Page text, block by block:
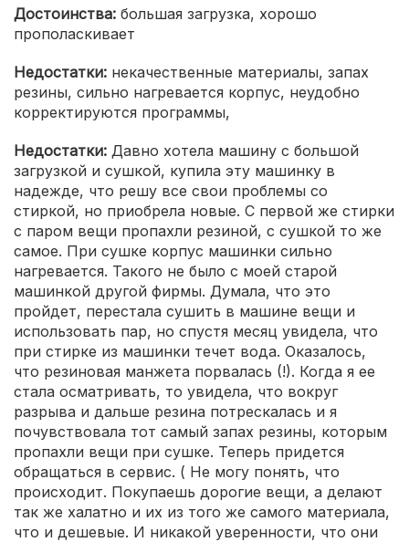
Достоинства: большая загрузка, хорошо
прополаскивает
Недостатки: некачественные материалы, запах
резины, сильно нагревается корпус, неудобно
корректируются программы,
Недостатки: Давно хотела машину с большой
загрузкой и сушкой, купила эту машинку в
надежде, что решу все свои проблемы со
стиркой, но приобрела новые. С первой же стирки
с паром вещи пропахли резиной, с сушкой то же
самое. При сушке корпус машинки сильно
нагревается. Такого не было с моей старой
машинкой другой фирмы. Думала, что это
пройдет, перестала сушить в машине вещи и
использовать пар, но спустя месяц увидела, что
при стирке из машинки течет вода. Оказалось,
что резиновая манжета порвалась (!). Когда я ее
стала осматривать, то увидела, что вокруг
разрыва и дальше резина потрескалась и я
почувствовала тот самый запах резины, которым
пропахли вещи при сушке. Теперь придется
обращаться в сервис. ( Не могу понять, что
происходит. Покупаешь дорогие вещи, а делают
так же халатно и их из того же самого материала,
что и дешевые. И никакой уверенности, что они